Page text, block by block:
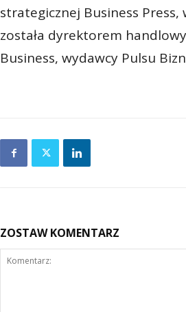
strategicznej Business
została dyrektorem
Business, wydawcy Pulsu
ZOSTAW KOMENTARZ